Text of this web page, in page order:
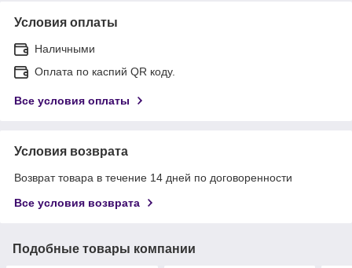
Условия оплаты
Наличными
Оплата по каспий QR коду.
Все условия оплаты
Условия возврата
Возврат товара в течение 14 дней по договоренности
Все условия возврата
Подобные товары компании